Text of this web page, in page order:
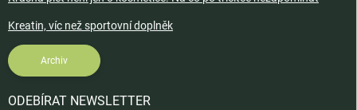
Kreatin, víc než sportovní doplněk
Archiv
ODEBÍRAT NEWSLETTER